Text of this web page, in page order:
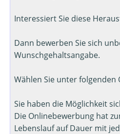
Interessiert Sie diese
Dann bewerben Sie sich
Wunschgehaltsangabe.
Wählen Sie unter folgenden
Sie haben die Möglichkeit
Die Onlinebewerbung hat
Lebenslauf auf Dauer mit